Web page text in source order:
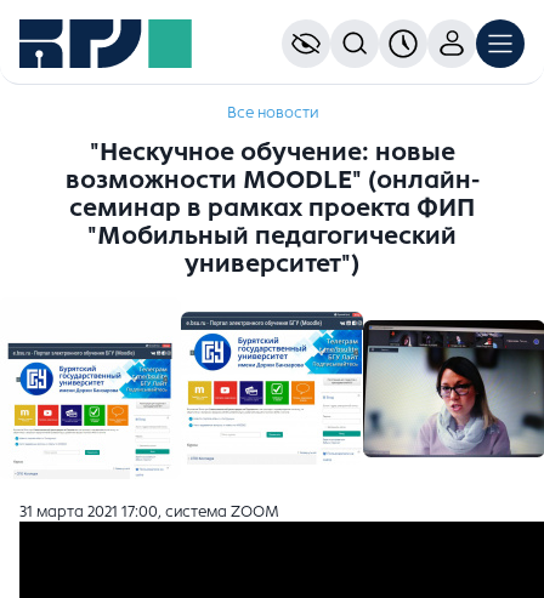
Все новости
"Нескучное обучение: новые
возможности MOODLE" (онлайн-
семинар в рамках проекта ФИП
"Мобильный педагогический
университет")
31 марта 2021 17:00, система ZOOM